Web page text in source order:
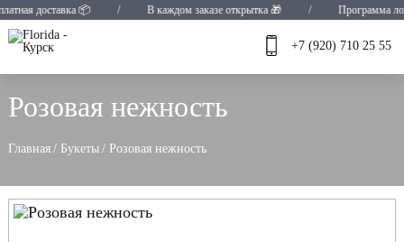
доставка 📦 / В каждом заказе открытка 🎁 / Программа
+7 (920) 710 25 55
Розовая нежность
Главная / Букеты / Розовая нежность